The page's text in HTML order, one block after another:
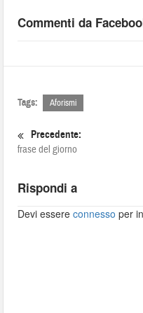
Commenti da
Tags: Aforismi
Precedente:
frase del giorno
Rispondi a
Devi essereconnesso per